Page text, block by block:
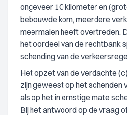
ongeveer 10 kilometer en
bebouwde kom, meerdere
meermalen heeft overtreden.
het oordeel van de rechtbank
schending van de
Het opzet van de verdachte
zijn geweest op het schenden
als op het in ernstige mate
Bij het antwoord op de vraag